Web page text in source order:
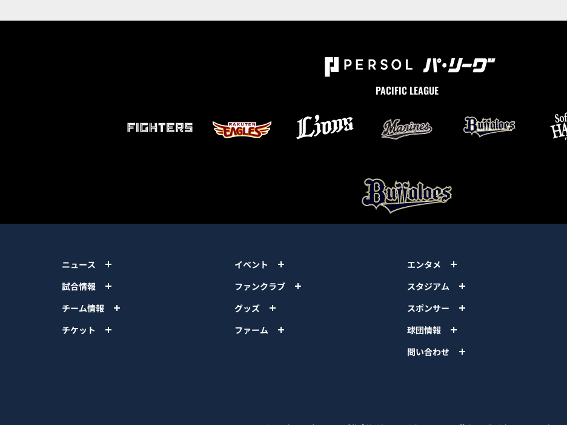
PACIFIC LEAGUE
ニュース
試合情報
チーム情報
チケット
イベント
ファンクラブ
グッズ
ファーム
エンタメ
スタジアム
スポンサー
球団情報
問い合わせ